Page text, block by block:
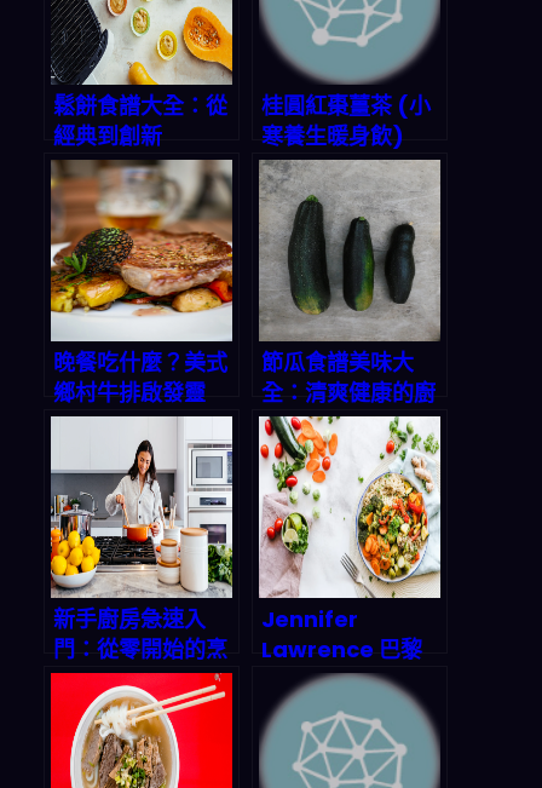
鬆餅食譜大全：從
經典到創新
桂圓紅棗薑茶 (小
寒養生暖身飲)
晚餐吃什麼？美式
鄉村牛排啟發靈
感，三餸一湯讓你
不再選擇困難！
節瓜食譜美味大
全：清爽健康的廚
房寶藏
新手廚房急速入
門：從零開始的烹
飪之旅
Jennifer
Lawrence 巴黎
透明時尚秀後，你
還在煩惱今晚晚餐
吃什麼？一鍵解決
三餸一湯選擇困難